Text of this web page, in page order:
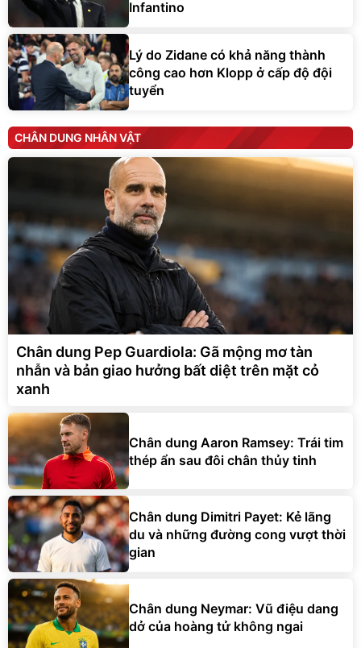
Infantino
Lý do Zidane có khả năng thành
công cao hơn Klopp ở cấp độ đội
tuyển
CHÂN DUNG NHÂN VẬT
Chân dung Pep Guardiola: Gã mộng mơ tàn
nhẫn và bản giao hưởng bất diệt trên mặt cỏ
xanh
Chân dung Aaron Ramsey: Trái tim
thép ẩn sau đôi chân thủy tinh
Chân dung Dimitri Payet: Kẻ lãng
du và những đường cong vượt thời
gian
Chân dung Neymar: Vũ điệu dang
dở của hoàng tử không ngai